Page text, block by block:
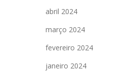
abril 2024
março 2024
fevereiro 2024
janeiro 2024